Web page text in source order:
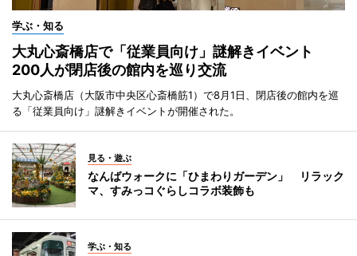
学ぶ・知る
大丸心斎橋店で「従業員向け」謎解きイベント
200人が閉店後の館内を巡り交流
大丸心斎橋店（大阪市中央区心斎橋筋1）で8月1日、閉店後の館内を巡
る「従業員向け」謎解きイベントが開催された。
見る・遊ぶ
なんばウォークに「ひまわりガーデン」 リラック
マ、すみっコぐらしコラボ装飾も
学ぶ・知る